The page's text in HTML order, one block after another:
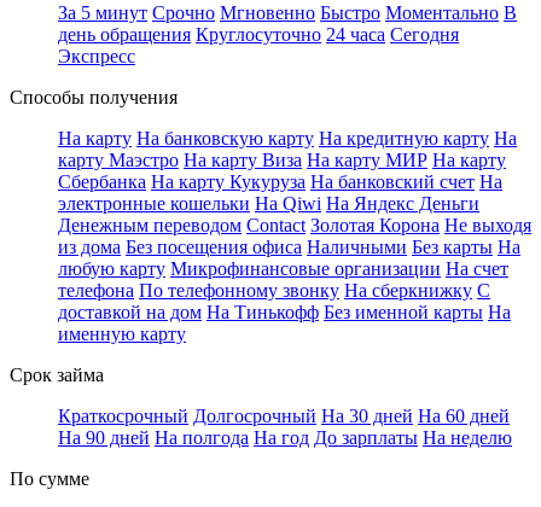
За 5 минут Срочно Мгновенно Быстро Моментально В
день обращения Круглосуточно 24 часа Сегодня
Экспресс
Способы получения
На карту На банковскую карту На кредитную карту На
карту Маэстро На карту Виза На карту МИР На карту
Сбербанка На карту Кукуруза На банковский счет На
электронные кошельки На Qiwi На Яндекс Деньги
Денежным переводом Contact Золотая Корона Не выходя
из дома Без посещения офиса Наличными Без карты На
любую карту Микрофинансовые организации На счет
телефона По телефонному звонку На сберкнижку С
доставкой на дом На Тинькофф Без именной карты На
именную карту
Срок займа
Краткосрочный Долгосрочный На 30 дней На 60 дней
На 90 дней На полгода На год До зарплаты На неделю
По сумме